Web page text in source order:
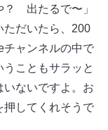
？ 出たるで〜」
ただいたら、200
チャンネルの中で
こともサラッと
ないですよ。お
押してくれそうで